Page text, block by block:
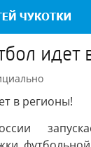
идет
в регионы!